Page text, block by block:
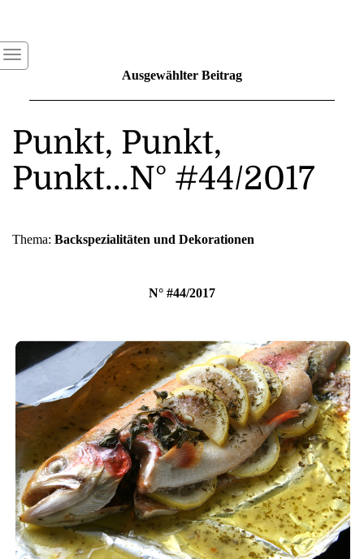
Ausgewählter Beitrag
Punkt, Punkt,
Punkt...N° #44/2017
Thema: Backspezialitäten und Dekorationen
N° #44/2017